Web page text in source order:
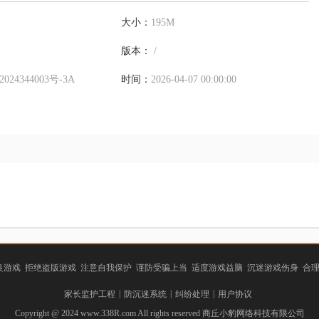
大小： 195M
版本： /
号-3A 时间：2026-04-07 00:00:00
游戏 拒绝盗版游戏 注意自我保护 谨防受骗上当 适度游戏益脑 沉迷游戏伤身 合
家长监护工程 防沉迷系统 纠纷处理
用户协议
Copyright @ 2024 www.338R.com All rights reserved 商丘小豹网络科技有限公司